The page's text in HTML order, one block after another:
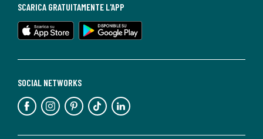
SOCIAL NETWORKS
SCARICA GRATUITAMENTE L'APP